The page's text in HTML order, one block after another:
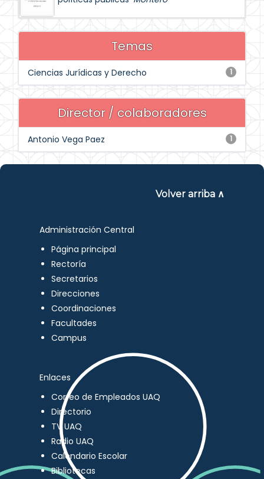
Temas
1
Ciencias Jurídicas y Derecho
Director / colaboradores
1
Antonio Vega Paez
Volver arriba ∧
Administración Central
Página principal
Rectoría
Secretarios
Direcciones
Coordinaciones
Facultades
Campus
Enlaces
Correo de Empleados UAQ
Directorio
TV UAQ
Radio UAQ
Calendario Escolar
Bibliotecas